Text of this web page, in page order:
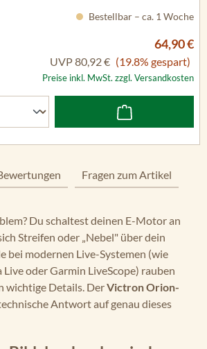
Bestellbar – ca. 1 Woche
64,90 €
UVP80,92 € (19.8% gespart)
Preise inkl. MwSt. zzgl. Versandkosten
Fragen zum Artikel
Du schaltest deinen E-Motor an
Streifen oder „Nebel" über dein
bei modernen Live-Systemen (wie
oder Garmin LiveScope) rauben
wichtige Details. DerVictron Orion-
Antwort auf genau dieses